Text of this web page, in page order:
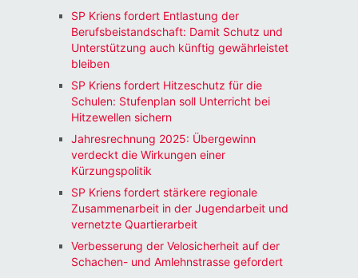
SP Kriens fordert Entlastung der
Berufsbeistandschaft: Damit Schutz und
Unterstützung auch künftig gewährleistet
bleiben
SP Kriens fordert Hitzeschutz für die
Schulen: Stufenplan soll Unterricht bei
Hitzewellen sichern
Jahresrechnung 2025: Übergewinn
verdeckt die Wirkungen einer
Kürzungspolitik
SP Kriens fordert stärkere regionale
Zusammenarbeit in der Jugendarbeit und
vernetzte Quartierarbeit
Verbesserung der Velosicherheit auf der
Schachen- und Amlehnstrasse gefordert